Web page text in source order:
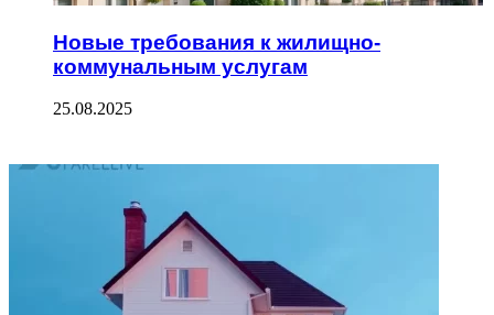
Новые требования к жилищно-
коммунальным услугам
25.08.2025